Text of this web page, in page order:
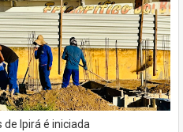
de Ipirá é iniciada